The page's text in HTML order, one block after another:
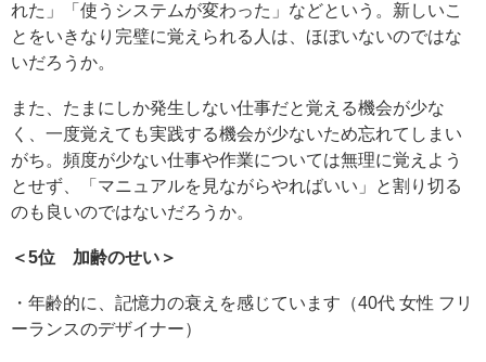
れた」「使うシステムが変わった」などという。新しいこ
とをいきなり完璧に覚えられる人は、ほぼいないのではな
いだろうか。
また、たまにしか発生しない仕事だと覚える機会が少な
く、一度覚えても実践する機会が少ないため忘れてしまい
がち。頻度が少ない仕事や作業については無理に覚えよう
とせず、「マニュアルを見ながらやればいい」と割り切る
のも良いのではないだろうか。
＜5位 加齢のせい＞
・年齢的に、記憶力の衰えを感じています（40代 女性 フリ
ーランスのデザイナー）